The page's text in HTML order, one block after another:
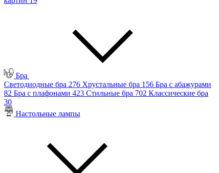
Бра
Светодиодные бра 276 Хрустальные бра 156 Бра с абажурами
82 Бра с плафонами 423 Стильные бра 702 Классические бра
30
Настольные лампы